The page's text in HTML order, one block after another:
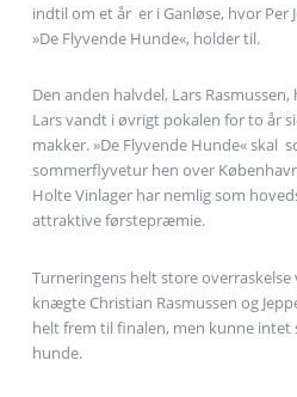
indtil om et år  er i Ganløse, hvor
»De Flyvende Hunde«, holder til.
Den anden halvdel, Lars
Lars vandt i øvrigt pokalen for to år
makker. »De Flyvende Hunde« skal 
sommerflyvetur hen over
Holte Vinlager har nemlig som
attraktive førstepræmie.
Turneringens helt store overraskelse
knægte Christian Rasmussen og
helt frem til finalen, men kunne
hunde.